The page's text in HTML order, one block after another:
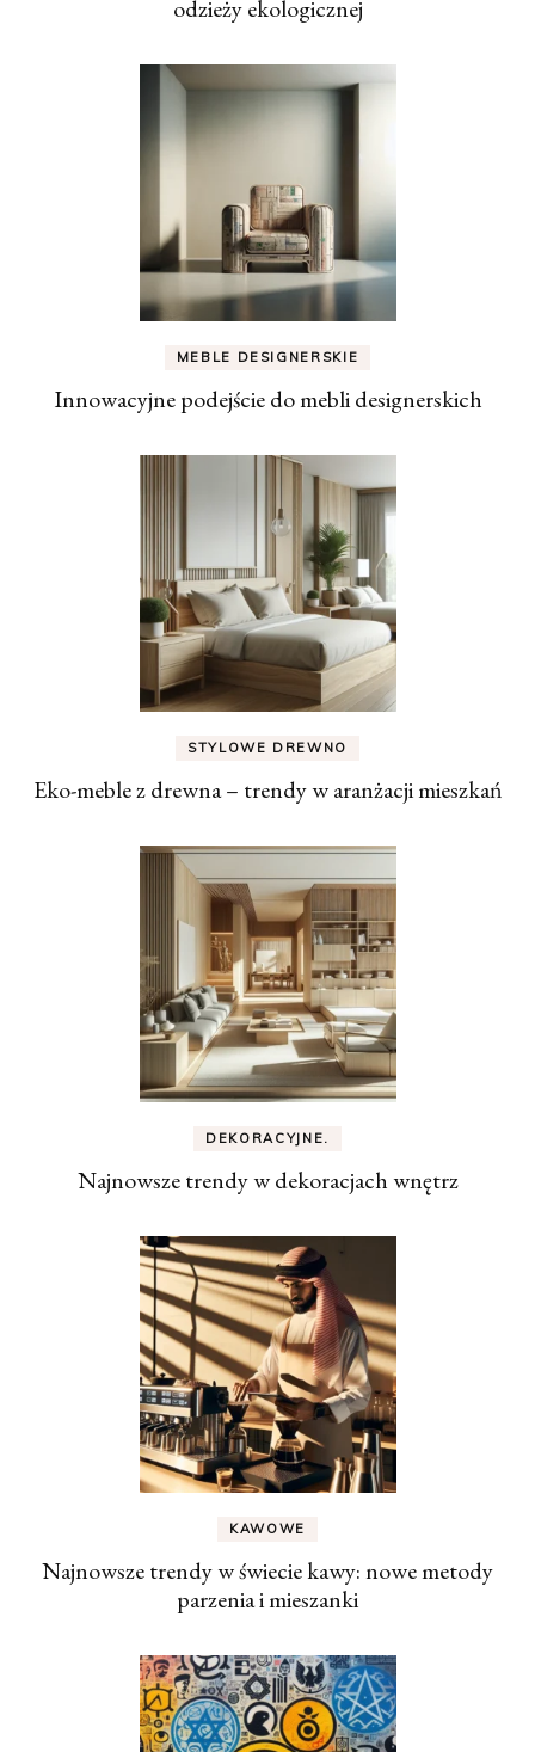
odzieży ekologicznej
MEBLE DESIGNERSKIE
Innowacyjne podejście do mebli designerskich
STYLOWE DREWNO
Eko-meble z drewna – trendy w aranżacji mieszkań
DEKORACYJNE.
Najnowsze trendy w dekoracjach wnętrz
KAWOWE
Najnowsze trendy w świecie kawy: nowe metody
parzenia i mieszanki